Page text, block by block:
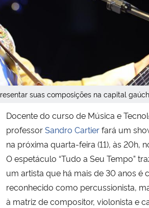
Secretaria-Geral
Secretaria de Governo
Gabinete de Segurança Institucional
Banco Central do Brasil
Planalto
suas composições na capital
Docente do curso de Música e
professorSandro Cartierfará um
na próxima quarta-feira (11), às 20h,
O espetáculo “Tudo a Seu Tempo”
um artista que há mais de 30 anos é
reconhecido como percussionista,
à matriz de compositor, violonista e